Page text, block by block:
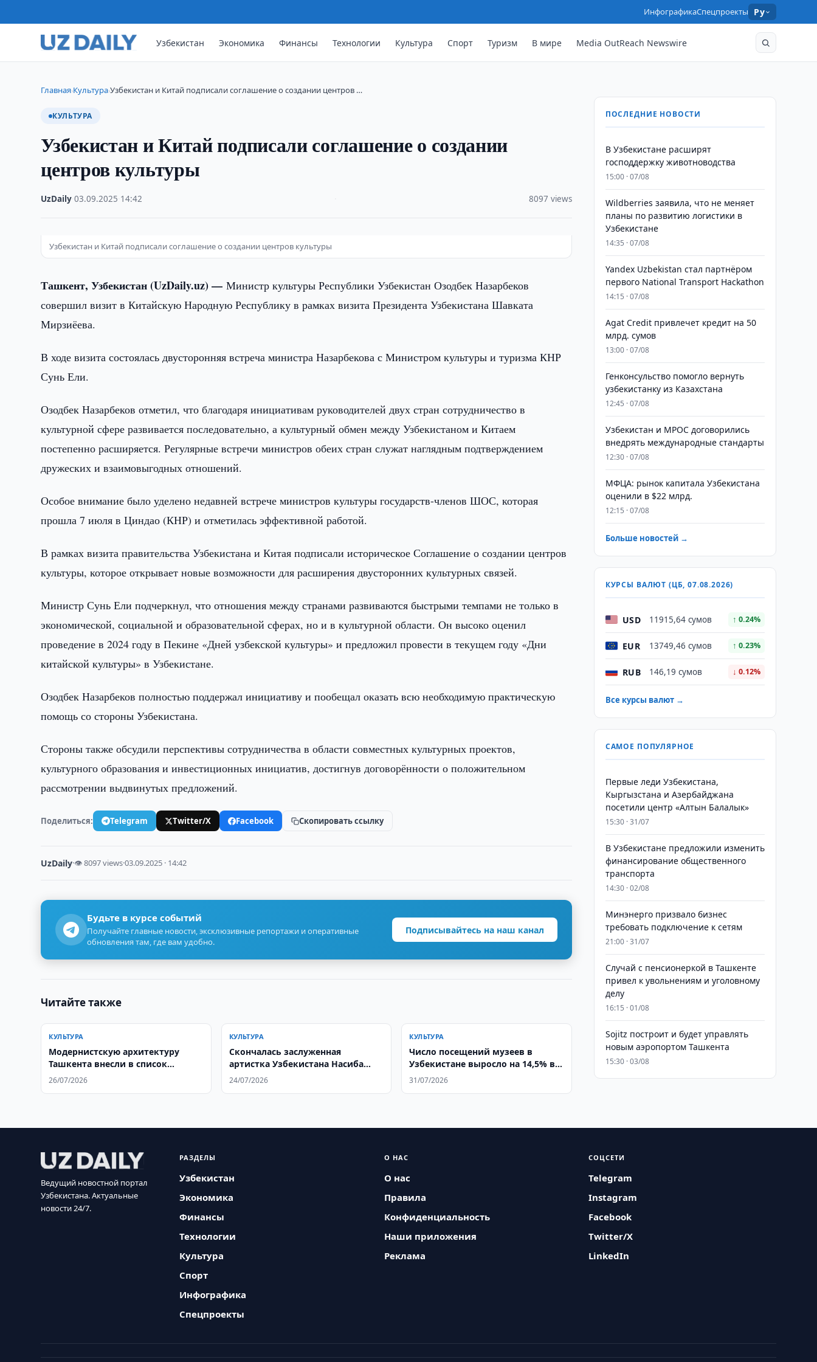
ИнфографикаСпецпроекты Ру
Узбекистан Экономика Финансы Технологии Культура Спорт Туризм В мире Media OutReach Newswire
Главная›Культура›Узбекистан и Китай подписали соглашение о создании центров …
КУЛЬТУРА
Узбекистан и Китай подписали соглашение о создании
центров культуры
UzDaily ·03.09.2025 14:42 8097 views
Узбекистан и Китай подписали соглашение о создании центров культуры
Ташкент, Узбекистан (UzDaily.uz) —Министр культуры Республики Узбекистан Озодбек Назарбеков
совершил визит в Китайскую Народную Республику в рамках визита Президента Узбекистана Шавката
Мирзиёева.
В ходе визита состоялась двусторонняя встреча министра Назарбекова с Министром культуры и туризма КНР
Сунь Ели.
Озодбек Назарбеков отметил, что благодаря инициативам руководителей двух стран сотрудничество в
культурной сфере развивается последовательно, а культурный обмен между Узбекистаном и Китаем
постепенно расширяется. Регулярные встречи министров обеих стран служат наглядным подтверждением
дружеских и взаимовыгодных отношений.
Особое внимание было уделено недавней встрече министров культуры государств-членов ШОС, которая
прошла 7 июля в Циндао (КНР) и отметилась эффективной работой.
В рамках визита правительства Узбекистана и Китая подписали историческое Соглашение о создании центров
культуры, которое открывает новые возможности для расширения двусторонних культурных связей.
Министр Сунь Ели подчеркнул, что отношения между странами развиваются быстрыми темпами не только в
экономической, социальной и образовательной сферах, но и в культурной области. Он высоко оценил
проведение в 2024 году в Пекине «Дней узбекской культуры» и предложил провести в текущем году «Дни
китайской культуры» в Узбекистане.
Озодбек Назарбеков полностью поддержал инициативу и пообещал оказать всю необходимую практическую
помощь со стороны Узбекистана.
Стороны также обсудили перспективы сотрудничества в области совместных культурных проектов,
культурного образования и инвестиционных инициатив, достигнув договорённости о положительном
рассмотрении выдвинутых предложений.
Поделиться: Telegram Twitter/X Facebook Скопировать ссылку
UzDaily·👁 8097 views·03.09.2025 · 14:42
Будьте в курсе событий
Получайте главные новости, эксклюзивные репортажи и оперативные
обновления там, где вам удобно.
Подписывайтесь на наш канал
Читайте также
КУЛЬТУРА
Модернистскую архитектуру
Ташкента внесли в список
ЮНЕСКО
26/07/2026
КУЛЬТУРА
Скончалась заслуженная
артистка Узбекистана Насиба
Мадрахимова
24/07/2026
КУЛЬТУРА
Число посещений музеев в
Узбекистане выросло на 14,5% в
2025 году
31/07/2026
ПОСЛЕДНИЕ НОВОСТИ
В Узбекистане расширят
господдержку животноводства
15:00 · 07/08
Wildberries заявила, что не меняет
планы по развитию логистики в
Узбекистане
14:35 · 07/08
Yandex Uzbekistan стал партнёром
первого National Transport Hackathon
14:15 · 07/08
Agat Credit привлечет кредит на 50
млрд. сумов
13:00 · 07/08
Генконсульство помогло вернуть
узбекистанку из Казахстана
12:45 · 07/08
Узбекистан и MPOC договорились
внедрять международные стандарты
12:30 · 07/08
МФЦА: рынок капитала Узбекистана
оценили в $22 млрд.
12:15 · 07/08
Больше новостей →
КУРСЫ ВАЛЮТ (ЦБ, 07.08.2026)
USD 11915,64 сумов ↑ 0.24%
EUR 13749,46 сумов ↑ 0.23%
RUB 146,19 сумов ↓ 0.12%
Все курсы валют →
САМОЕ ПОПУЛЯРНОЕ
Первые леди Узбекистана,
Кыргызстана и Азербайджана
посетили центр «Алтын Балалык»
15:30 · 31/07
В Узбекистане предложили изменить
финансирование общественного
транспорта
14:30 · 02/08
Минэнерго призвало бизнес
требовать подключение к сетям
21:00 · 31/07
Случай с пенсионеркой в Ташкенте
привел к увольнениям и уголовному
делу
16:15 · 01/08
Sojitz построит и будет управлять
новым аэропортом Ташкента
15:30 · 03/08
Ведущий новостной портал
Узбекистана. Актуальные
новости 24/7.
РАЗДЕЛЫ
Узбекистан
Экономика
Финансы
Технологии
Культура
Спорт
Инфографика
Спецпроекты
О НАС
О нас
Правила
Конфиденциальность
Наши приложения
Реклама
СОЦСЕТИ
Telegram
Instagram
Facebook
Twitter/X
LinkedIn